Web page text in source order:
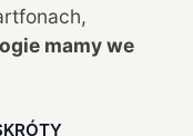
mamy we